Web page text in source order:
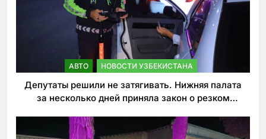
АВТО НОВОСТИ УЗБЕКИСТАНА
Депутаты решили не затягивать. Нижняя палата
за несколько дней приняла закон о резком